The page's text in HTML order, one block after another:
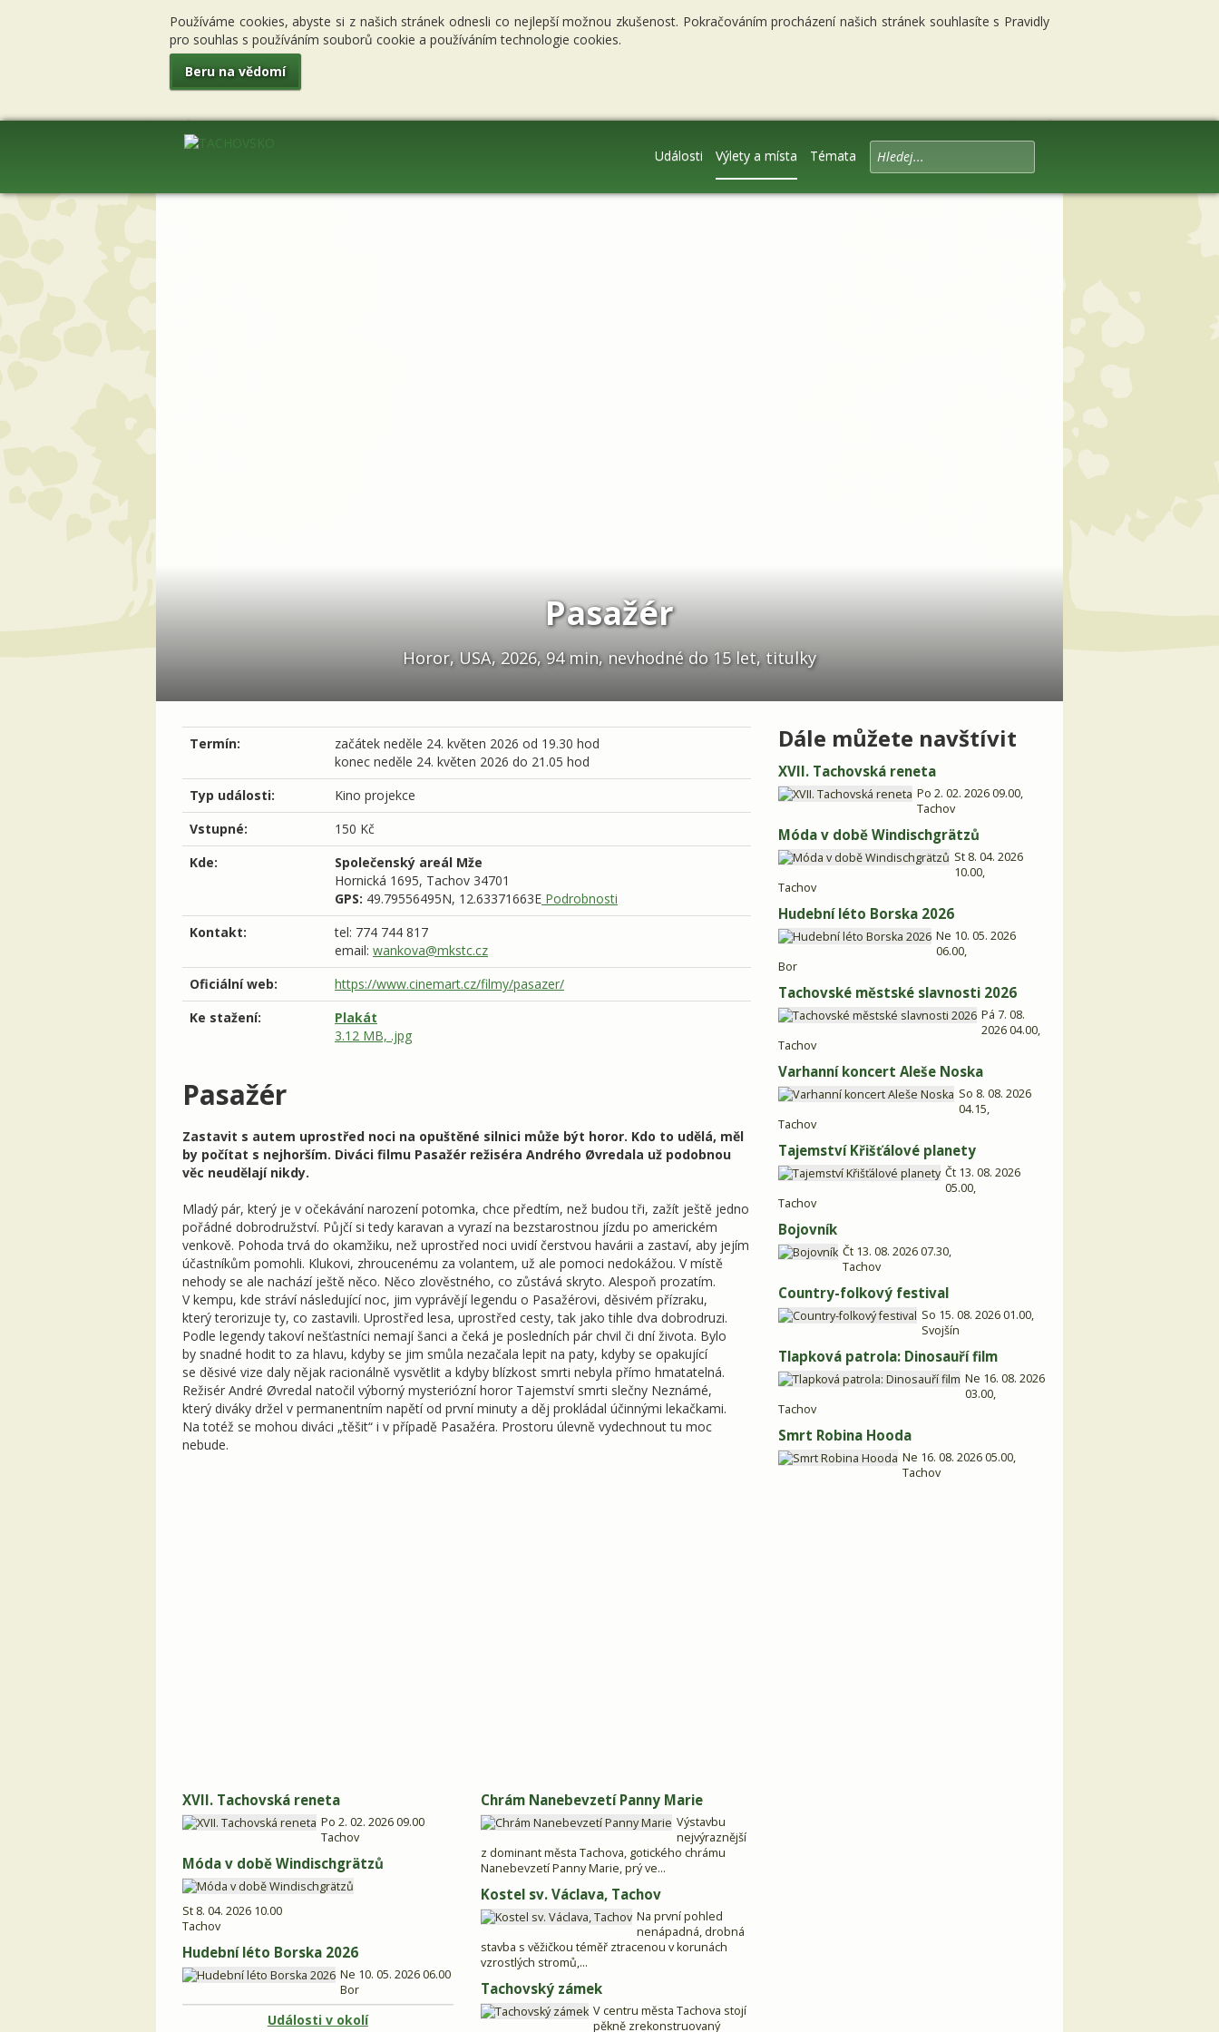
Používáme cookies, abyste si z našich stránek odnesli co nejlepší možnou zkušenost. Pokračováním procházení našich stránek souhlasíte s Pravidly
pro souhlas s používáním souborů cookie a používáním technologie cookies.
Beru na vědomí
Události Výlety a místa Témata
Pasažér
Horor, USA, 2026, 94 min, nevhodné do 15 let, titulky
Termín: začátek neděle 24. květen 2026 od 19.30 hod
konec neděle 24. květen 2026 do 21.05 hod
Typ události:
Kino projekce
Vstupné:
150 Kč
Kde:
Společenský areál Mže
Hornická 1695, Tachov 34701
GPS: 49.79556495N, 12.63371663E Podrobnosti
Kontakt:
tel: 774 744 817
email: wankova@mkstc.cz
Oficiální web:
https://www.cinemart.cz/filmy/pasazer/
Ke stažení:
Plakát
3.12 MB, .jpg
Pasažér
Zastavit s autem uprostřed noci na opuštěné silnici může být horor. Kdo to udělá, měl
by počítat s nejhorším. Diváci filmu Pasažér režiséra Andrého Øvredala už podobnou
věc neudělají nikdy.
Mladý pár, který je v očekávání narození potomka, chce předtím, než budou tři, zažít ještě jedno
pořádné dobrodružství. Půjčí si tedy karavan a vyrazí na bezstarostnou jízdu po americkém
venkově. Pohoda trvá do okamžiku, než uprostřed noci uvidí čerstvou havárii a zastaví, aby jejím
účastníkům pomohli. Klukovi, zhroucenému za volantem, už ale pomoci nedokážou. V místě
nehody se ale nachází ještě něco. Něco zlověstného, co zůstává skryto. Alespoň prozatím.
V kempu, kde stráví následující noc, jim vyprávějí legendu o Pasažérovi, děsivém přízraku,
který terorizuje ty, co zastavili. Uprostřed lesa, uprostřed cesty, tak jako tihle dva dobrodruzi.
Podle legendy takoví nešťastníci nemají šanci a čeká je posledních pár chvil či dní života. Bylo
by snadné hodit to za hlavu, kdyby se jim smůla nezačala lepit na paty, kdyby se opakující
se děsivé vize daly nějak racionálně vysvětlit a kdyby blízkost smrti nebyla přímo hmatatelná.
Režisér André Øvredal natočil výborný mysteriózní horor Tajemství smrti slečny Neznámé,
který diváky držel v permanentním napětí od první minuty a děj prokládal účinnými lekačkami.
Na totéž se mohou diváci „těšit“ i v případě Pasažéra. Prostoru úlevně vydechnout tu moc
nebude.
Dále můžete navštívit
XVII. Tachovská reneta
Po 2. 02. 2026 09.00,
Tachov
Móda v době Windischgrätzů
St 8. 04. 2026
10.00,
Tachov
Hudební léto Borska 2026
Ne 10. 05. 2026
06.00,
Bor
Tachovské městské slavnosti 2026
Pá 7. 08.
2026 04.00,
Tachov
Varhanní koncert Aleše Noska
So 8. 08. 2026
04.15,
Tachov
Tajemství Křišťálové planety
Čt 13. 08. 2026
05.00,
Tachov
Bojovník
Čt 13. 08. 2026 07.30,
Tachov
Country-folkový festival
So 15. 08. 2026 01.00,
Svojšín
Tlapková patrola: Dinosauří film
Ne 16. 08. 2026
03.00,
Tachov
Smrt Robina Hooda
Ne 16. 08. 2026 05.00,
Tachov
XVII. Tachovská reneta
Po 2. 02. 2026 09.00
Tachov
Móda v době Windischgrätzů
St 8. 04. 2026 10.00
Tachov
Hudební léto Borska 2026
Ne 10. 05. 2026 06.00
Bor
Události v okolí
Chrám Nanebevzetí Panny Marie
Výstavbu
nejvýraznější
z dominant města Tachova, gotického chrámu
Nanebevzetí Panny Marie, prý ve...
Kostel sv. Václava, Tachov
Na první pohled
nenápadná, drobná
stavba s věžičkou téměř ztracenou v korunách
vzrostlých stromů,...
Tachovský zámek
V centru města Tachova stojí
pěkně zrekonstruovaný